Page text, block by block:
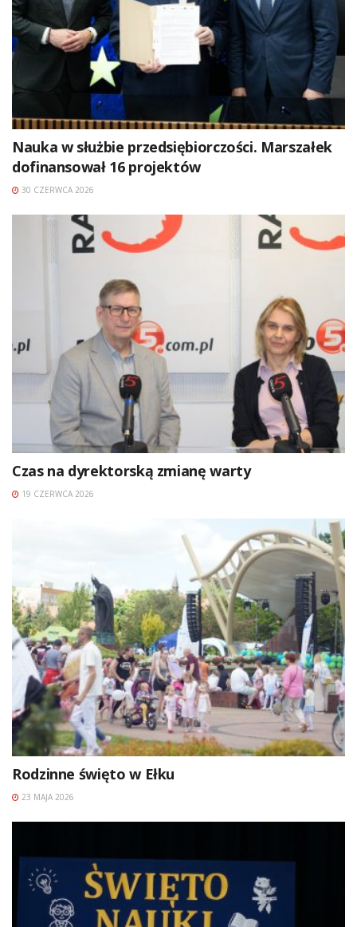
Nauka w służbie przedsiębiorczości. Marszałek
dofinansował 16 projektów
30 CZERWCA 2026
Czas na dyrektorską zmianę warty
19 CZERWCA 2026
Rodzinne święto w Ełku
23 MAJA 2026